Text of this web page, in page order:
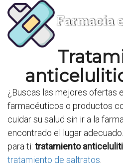
Farmacia
¿Buscas las mejores ofertas
farmacéuticos o productos
cuidar su salud sin ir a la
encontrado el lugar
para ti: tratamiento
tratamiento de saltratos